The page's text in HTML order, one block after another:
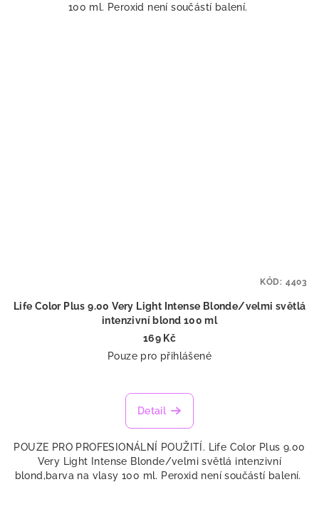
100 ml. Peroxid není součástí balení.
Life Color Plus 9.00 Very Light Intense Blonde/velmi světlá
intenzivní blond 100 ml
169 Kč
Pouze pro přihlášené
Detail
POUZE PRO PROFESIONÁLNÍ POUŽITÍ. Life Color Plus 9.00
Very Light Intense Blonde/velmi světlá intenzivní
blond,barva na vlasy 100 ml. Peroxid není součástí balení.
KÓD: 4403